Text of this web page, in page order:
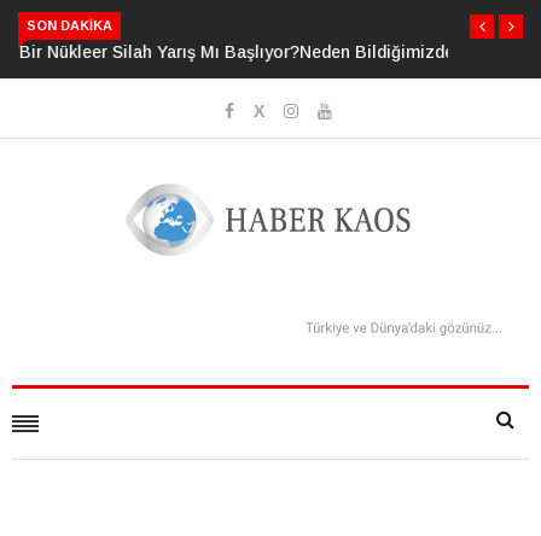
SON DAKIKA
Neden Bildiğimizden Daha Fazlasını Bildiğimizi Sanıyoruz?